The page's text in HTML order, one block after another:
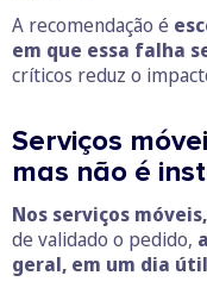
A recomendação é
em que essa falha
críticos reduz o
Serviços
mas não é
Nos serviços móveis,
de validado o pedido,
geral, em um dia